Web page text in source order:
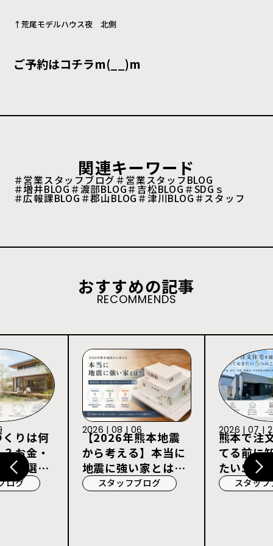
↑荒尾モデルハウス夜 北側
ご予約はコチラm(__)m
関連キーワード
＃営業スタッフブログ＃営業スタッフBLOG
＃増井BLOG＃渡部BLOG＃吉松BLOG＃SDGｓ
＃広報課BLOG＃郡山BLOG＃津川BLOG＃スタッフ
おすすめの記事
RECOMMENDS
りは何
お金・
社選び
ログ
【2026年熊本地震
から考える】本当に
地震に強い家とは？
耐震等級3・許容応
スタッフブログ
2026 | 08 | 06
熊本で注
てる前に
たい5つ
スタッ
2026 | 07 |